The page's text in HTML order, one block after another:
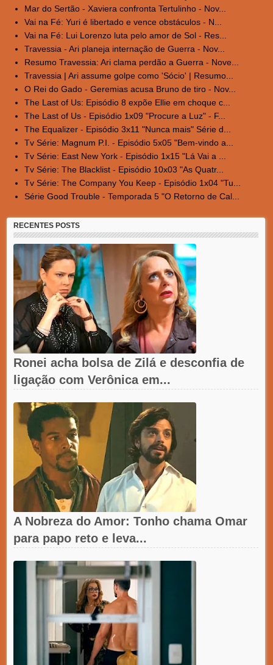
Mar do Sertão - Xaviera confronta Tertulinho - Nov...
Vai na Fé: Yuri é libertado e vence obstáculos - N...
Vai na Fé: Lui Lorenzo luta pelo amor de Sol - Res...
Travessia - Ari planeja internação de Guerra - Nov...
Resumo Travessia: Ari clama perdão a Guerra - Nove...
Travessia | Ari assume golpe como 'Sócio' | Resumo...
O Rei do Gado - Geremias acusa Bruno de tiro - Nov...
The Last of Us: Episódio 8 expõe Ellie em choque c...
The Last of Us - Episódio 1x09 "Procure a Luz" - F...
The Equalizer - Episódio 3x11 "Nunca mais" Série d...
Tv Série: Magnum P.I. - Episódio 5x05 "Bem-vindo a...
Tv Série: East New York - Episódio 1x15 "Lá Vai a ...
Tv Série: The Blacklist - Episódio 10x03 "As Quatr...
Tv Série: The Company You Keep - Episódio 1x04 "Tu...
Série Good Trouble - Temporada 5 "O Retorno de Cal...
RECENTES POSTS
Ronei acha bolsa de Zilá e desconfia de
ligação com Verônica em...
A Nobreza do Amor: Tonho chama Omar
para papo reto e leva...